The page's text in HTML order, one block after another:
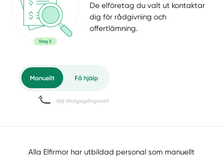
De elföretag du valt ut kontaktar
dig för rådgivning och
offertlämning.
Alla Elfirmor har utbildad personal som manuellt